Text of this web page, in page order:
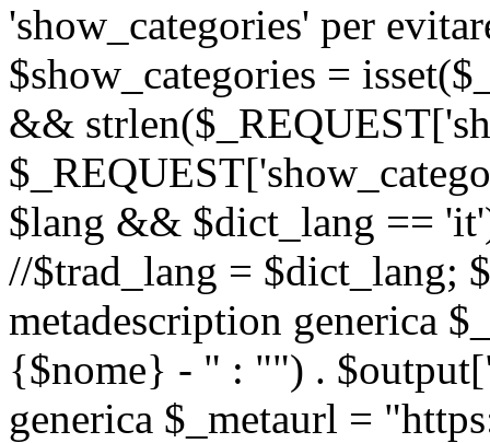
'show_categories' per
$show_categories =
&&
$lang && $dict_lang ==
//$trad_lang = $dict_lang;
metadescription generica
{$nome} - " : "") .
generica $_metaurl =